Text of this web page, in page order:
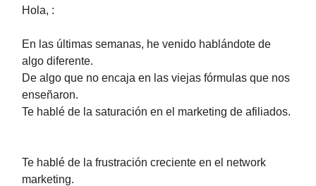
Hola, :
En las últimas semanas, he venido hablándote de
algo diferente.
De algo que no encaja en las viejas fórmulas que nos
enseñaron.
Te hablé de la saturación en el marketing de afiliados.
Te hablé de la frustración creciente en el network
marketing.